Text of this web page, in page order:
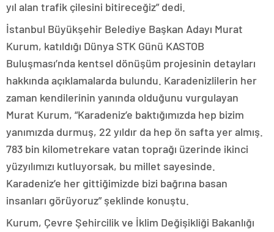
yıl alan trafik çilesini bitireceğiz” dedi.
İstanbul Büyükşehir Belediye Başkan Adayı Murat
Kurum, katıldığı Dünya STK Günü KASTOB
Buluşması’nda kentsel dönüşüm projesinin detayları
hakkında açıklamalarda bulundu. Karadenizlilerin her
zaman kendilerinin yanında olduğunu vurgulayan
Murat Kurum, “Karadeniz’e baktığımızda hep bizim
yanımızda durmuş, 22 yıldır da hep ön safta yer almış.
783 bin kilometrekare vatan toprağı üzerinde ikinci
yüzyılımızı kutluyorsak, bu millet sayesinde.
Karadeniz’e her gittiğimizde bizi bağrına basan
insanları görüyoruz” şeklinde konuştu.
Kurum, Çevre Şehircilik ve İklim Değişikliği Bakanlığı